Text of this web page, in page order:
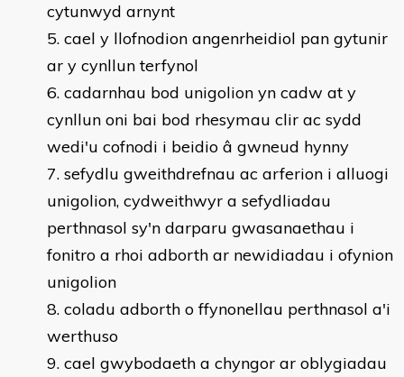
cytunwyd arnynt
cael y llofnodion angenrheidiol pan gytunir
ar y cynllun terfynol
cadarnhau bod unigolion yn cadw at y
cynllun oni bai bod rhesymau clir ac sydd
wedi'u cofnodi i beidio â gwneud hynny
sefydlu gweithdrefnau ac arferion i alluogi
unigolion, cydweithwyr a sefydliadau
perthnasol sy'n darparu gwasanaethau i
fonitro a rhoi adborth ar newidiadau i ofynion
unigolion
coladu adborth o ffynonellau perthnasol a'i
werthuso
cael gwybodaeth a chyngor ar oblygiadau